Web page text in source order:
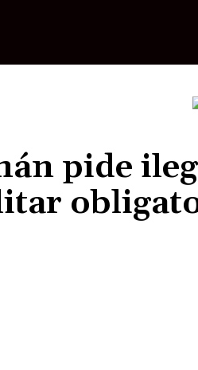
pide